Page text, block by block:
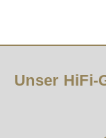
Unser HiFi-